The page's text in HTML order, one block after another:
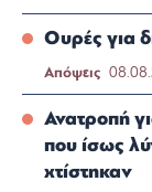
Ουρές για
Απόψεις
Ανατροπή
που ίσως
χτίστηκαν